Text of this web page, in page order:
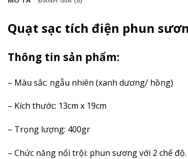
Quạt sạc tích điện phun
Thông tin sản phẩm:
– Màu sắc: ngẫu nhiên (xanh dương/ hồng)
– Kích thước: 13cm x 19cm
– Trọng lượng: 400gr
– Chức năng nổi trội: phun sương với 2 chế